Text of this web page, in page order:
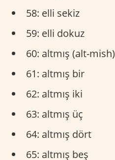
58: elli sekiz
59: elli dokuz
60: altmış (alt-mish)
61: altmış bir
62: altmış iki
63: altmış üç
64: altmış dört
65: altmış beş